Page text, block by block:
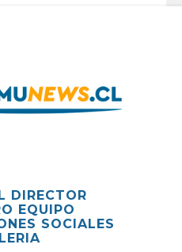
DIRECTOR
EQUIPO
SOCIALES